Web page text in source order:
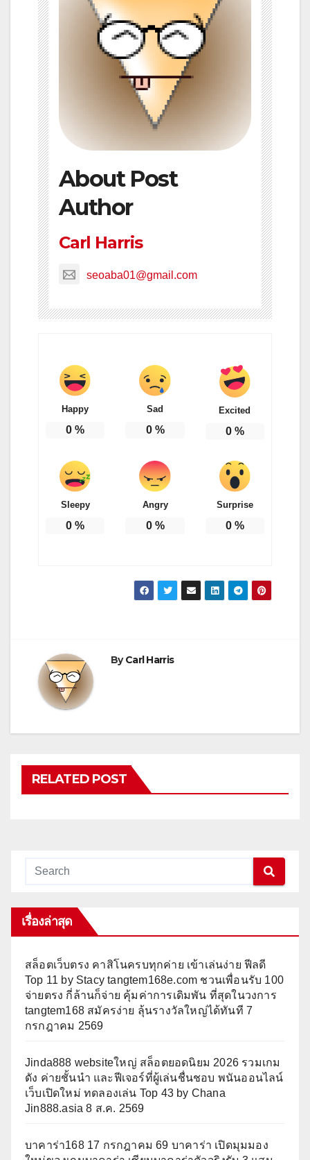
About Post
Author
Carl Harris
seoaba01@gmail.com
Happy
0 %
Sad
0%
Excited
0%
Sleepy
0 %
Angry
0%
Surprise
0%
ByCarl Harris
RELATED POST
เรื่องล่าสุด
สล็อตเว็บตรง คาสิโนครบทุกค่าย เข้าเล่นง่าย ฟีลดี
Top 11 by Stacy tangtem168e.com ชวนเพื่อนรับ 100
จ่ายตรง กี่ล้านก็จ่าย คุ้มค่าการเดิมพัน ที่สุดในวงการ
tangtem168 สมัครง่าย ลุ้นรางวัลใหญ่ได้ทันที 7
กรกฎาคม 2569
Jinda888 websiteใหญ่ สล็อตยอดนิยม 2026 รวมเกม
ดัง ค่ายชั้นนำ และฟีเจอร์ที่ผู้เล่นชื่นชอบ พนันออนไลน์
เว็บเปิดใหม่ ทดลองเล่น Top 43 by Chana
Jin888.asia 8 ส.ค. 2569
บาคาร่า168 17 กรกฎาคม 69 บาคาร่า เปิดมุมมอง